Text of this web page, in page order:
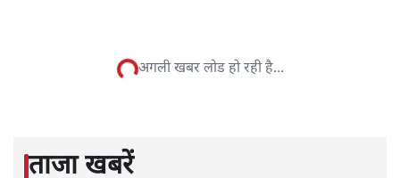
वापस ला देती है: साझा मूल्यों और दार्शनिक दृष्टिकोणों से लेकर
निभा रहा है।